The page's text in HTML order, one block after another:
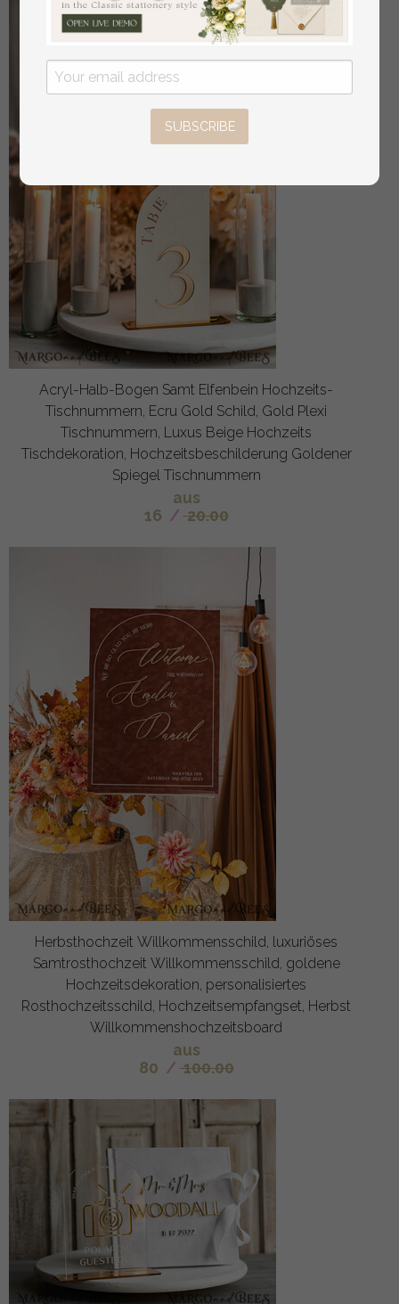
Acryl-Halb-Bogen Samt Elfenbein Hochzeits-
Tischnummern, Ecru Gold Schild, Gold Plexi
Tischnummern, Luxus Beige Hochzeits
Tischdekoration, Hochzeitsbeschilderung Goldener
Spiegel Tischnummern
aus
16 / 20.00
Herbsthochzeit Willkommensschild, luxuriöses
Samtrosthochzeit Willkommensschild, goldene
Hochzeitsdekoration, personalisiertes
Rosthochzeitsschild, Hochzeitsempfangset, Herbst
Willkommenshochzeitsboard
aus
80 / 100.00
SUBSCRIBE